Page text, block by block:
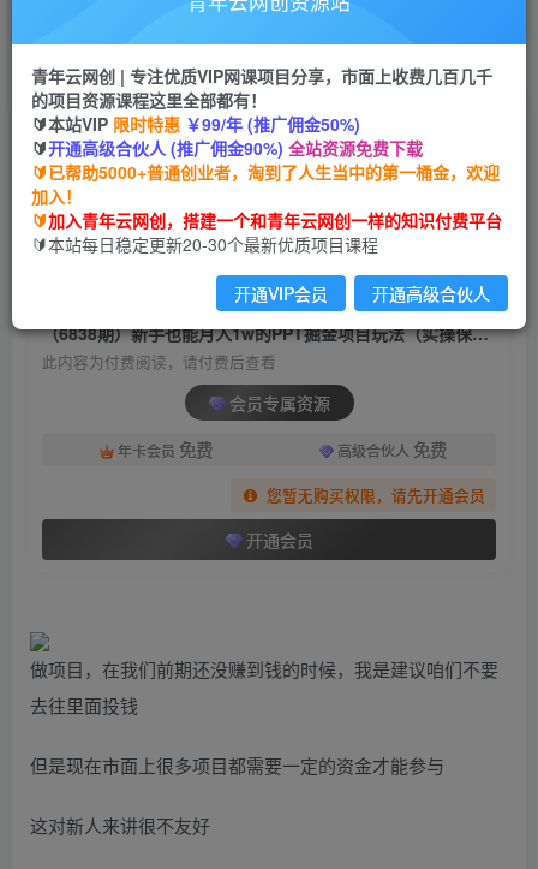
搭建同款网站，自己当老板
首页 创业课程 会员专属 正文
（6838期）新手也能月入1w的PPT掘金项目玩法
（实操保姆级教程教程+百G素材）
青年云网创
2年前发布
关注 私信
（6838期）新手也能月入1w的PPT掘金项目玩法（实操保姆级教程教程+百G素材）
此内容为付费阅读，请付费后查看
会员专属资源
年卡会员 免费 高级合伙人 免费
您暂无购买权限，请先开通会员
开通会员
做项目，在我们前期还没赚到钱的时候，我是建议咱们不要
去往里面投钱
但是现在市面上很多项目都需要一定的资金才能参与
这对新人来讲很不友好
青年云网创 | 专注优质VIP网课项目分享，市面上收费几百几千
的项目资源课程这里全部都有！
🔰本站VIP 限时特惠 ￥99/年 (推广佣金50%)
🔰开通高级合伙人 (推广佣金90%) 全站资源免费下载
🔰已帮助5000+普通创业者，淘到了人生当中的第一桶金，欢迎
加入！
🔰加入青年云网创，搭建一个和青年云网创一样的知识付费平台
🔰本站每日稳定更新20-30个最新优质项目课程
开通VIP会员 开通高级合伙人